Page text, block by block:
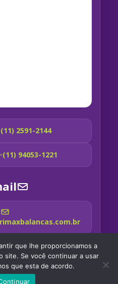
(11) 2591-2144
•(11) 94053-1221
Balanças - Todos os direitos
que lhe proporcionamos a
site. Se você continuar a usar
que esta de acordo.